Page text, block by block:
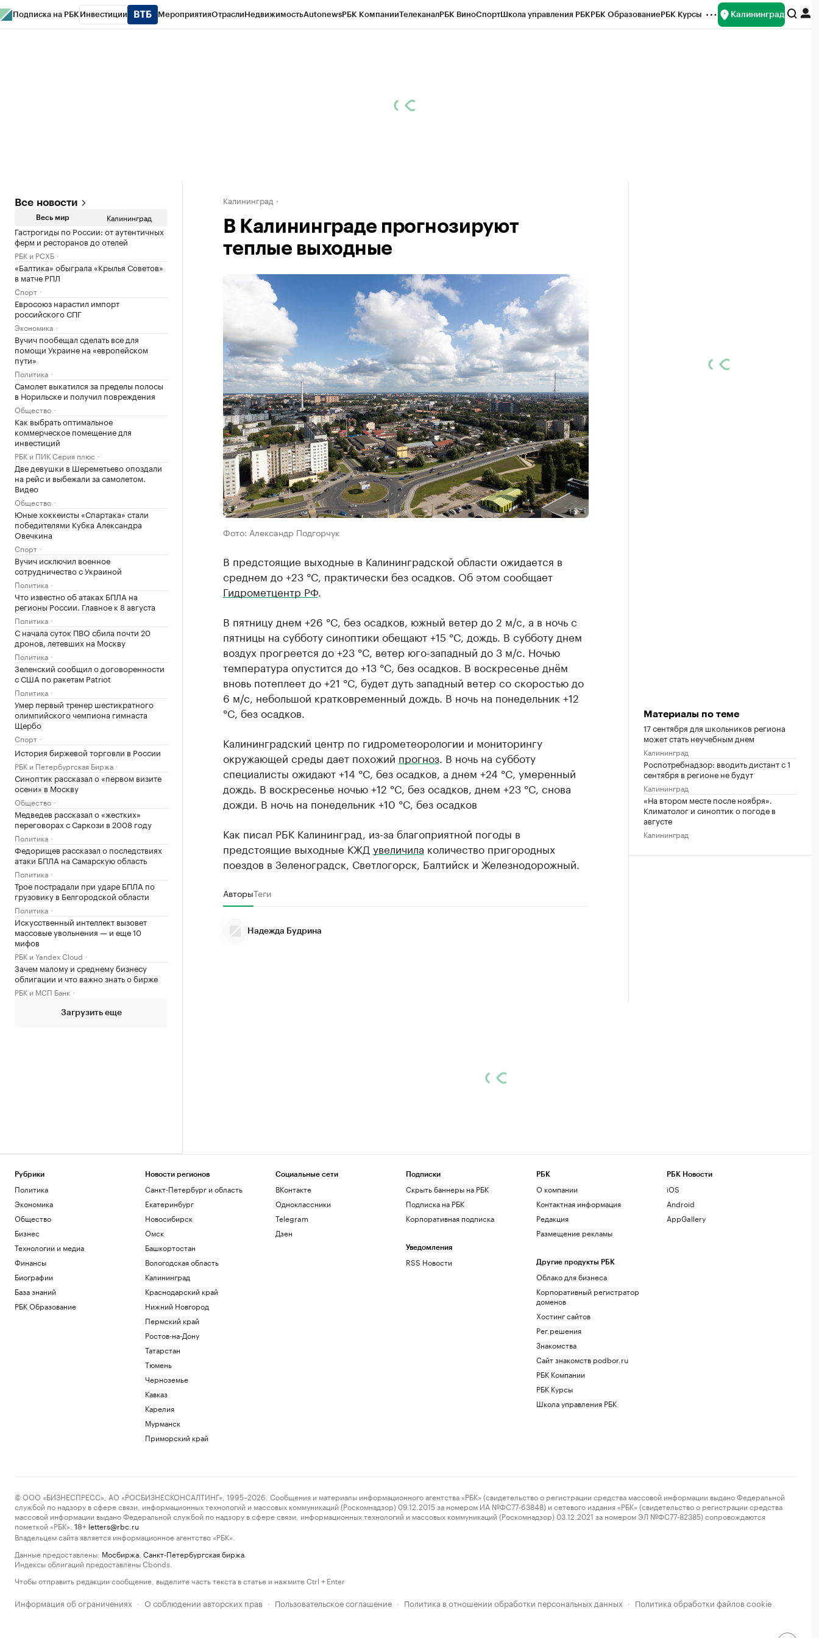
Подписка на РБК Инвестиции МероприятияОтраслиНедвижимостьAutonewsРБК КомпанииТелеканалРБК ВиноСпортШкола управления РБКРБК ОбразованиеРБК Курсы Калининград
Все новости
Весь мир Калининград
Гастрогиды по России: от аутентичных
ферм и ресторанов до отелей
РБК и РСХБ
«Балтика» обыграла «Крылья Советов»
в матче РПЛ
Спорт
Евросоюз нарастил импорт
российского СПГ
Экономика
Вучич пообещал сделать все для
помощи Украине на «европейском
пути»
Политика
Самолет выкатился за пределы полосы
в Норильске и получил повреждения
Общество
Как выбрать оптимальное
коммерческое помещение для
инвестиций
РБК и ПИК Серия плюс
Две девушки в Шереметьево опоздали
на рейс и выбежали за самолетом.
Видео
Общество
Юные хоккеисты «Спартака» стали
победителями Кубка Александра
Овечкина
Спорт
Вучич исключил военное
сотрудничество с Украиной
Политика
Что известно об атаках БПЛА на
регионы России. Главное к 8 августа
Политика
С начала суток ПВО сбила почти 20
дронов, летевших на Москву
Политика
Зеленский сообщил о договоренности
с США по ракетам Patriot
Политика
Умер первый тренер шестикратного
олимпийского чемпиона гимнаста
Щербо
Спорт
История биржевой торговли в России
РБК и Петербургская Биржа
Синоптик рассказал о «первом визите
осени» в Москву
Общество
Медведев рассказал о «жестких»
переговорах с Саркози в 2008 году
Политика
Федорищев рассказал о последствиях
атаки БПЛА на Самарскую область
Политика
Трое пострадали при ударе БПЛА по
грузовику в Белгородской области
Политика
Искусственный интеллект вызовет
массовые увольнения — и еще 10
мифов
РБК и Yandex Cloud
Зачем малому и среднему бизнесу
облигации и что важно знать о бирже
РБК и МСП Банк
Загрузить еще
Калининград
В Калининграде прогнозируют
теплые выходные
Фото: Александр Подгорчук
В предстоящие выходные в Калининградской области ожидается в
среднем до +23 °C, практически без осадков. Об этом сообщает
Гидрометцентр РФ.
В пятницу днем +26 °C, без осадков, южный ветер до 2 м/с, а в ночь с
пятницы на субботу синоптики обещают +15 °C, дождь. В субботу днем
воздух прогреется до +23 °C, ветер юго-западный до 3 м/с. Ночью
температура опустится до +13 °C, без осадков. В воскресенье днём
вновь потеплеет до +21 °C, будет дуть западный ветер со скоростью до
6 м/с, небольшой кратковременный дождь. В ночь на понедельник +12
°C, без осадков.
Калининградский центр по гидрометеорологии и мониторингу
окружающей среды дает похожий прогноз. В ночь на субботу
специалисты ожидают +14 °C, без осадков, а днем +24 °C, умеренный
дождь. В воскресенье ночью +12 °C, без осадков, днем +23 °C, снова
дожди. В ночь на понедельник +10 °C, без осадков
Как писал РБК Калининград, из-за благоприятной погоды в
предстоящие выходные КЖД увеличила количество пригородных
поездов в Зеленоградск, Светлогорск, Балтийск и Железнодорожный.
АвторыТеги
Надежда Будрина
Материалы по теме
17 сентября для школьников региона
может стать неучебным днем
Калининград
Роспотребнадзор: вводить дистант с 1
сентября в регионе не будут
Калининград
«На втором месте после ноября».
Климатолог и синоптик о погоде в
августе
Калининград
Рубрики
Политика
Экономика
Общество
Бизнес
Технологии и медиа
Финансы
Биографии
База знаний
РБК Образование
Новости регионов
Санкт-Петербург и область
Екатеринбург
Новосибирск
Омск
Башкортостан
Вологодская область
Калининград
Краснодарский край
Нижний Новгород
Пермский край
Ростов-на-Дону
Татарстан
Тюмень
Черноземье
Кавказ
Карелия
Мурманск
Приморский край
Социальные сети
ВКонтакте
Одноклассники
Telegram
Дзен
Подписки
Скрыть баннеры на РБК
Подписка на РБК
Корпоративная подписка
Уведомления
RSS Новости
РБК
О компании
Контактная информация
Редакция
Размещение рекламы
Другие продукты РБК
Облако для бизнеса
Корпоративный регистратор
доменов
Хостинг сайтов
Рег.решения
Знакомства
Сайт знакомств podbor.ru
РБК Компании
РБК Курсы
Школа управления РБК
РБК Новости
iOS
Android
AppGallery
© ООО «БИЗНЕСПРЕСС», АО «РОСБИЗНЕСКОНСАЛТИНГ», 1995–2026. Сообщения и материалы информационного агентства «РБК» (свидетельство о регистрации средства массовой информации выдано Федеральной
службой по надзору в сфере связи, информационных технологий и массовых коммуникаций (Роскомнадзор) 09.12.2015 за номером ИА №ФС77-63848) и сетевого издания «РБК» (свидетельство о регистрации средства
массовой информации выдано Федеральной службой по надзору в сфере связи, информационных технологий и массовых коммуникаций (Роскомнадзор) 03.12.2021 за номером ЭЛ №ФС77-82385) сопровождаются
пометкой «РБК».
18+ letters@rbc.ru
Владельцем сайта является информационное агентство «РБК».
Данные предоставлены: Мосбиржа Санкт-Петербургская биржа
Индексы облигаций предоставлены Cbonds.
Чтобы отправить редакции сообщение, выделите часть текста в статье и нажмите Ctrl + Enter
Информация об ограничениях · О соблюдении авторских прав · Пользовательское соглашение · Политика в отношении обработки персональных данных · Политика обработки файлов cookie